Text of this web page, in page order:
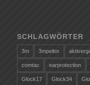
SCHLAGWÖRTER
3m 3mpeltor
comtac earprotection
Glock17 Glock34